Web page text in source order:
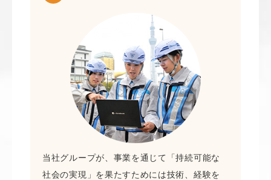
当社グループが、事業を通じて「持続可能な
社会の実現」を果たすためには技術、経験を